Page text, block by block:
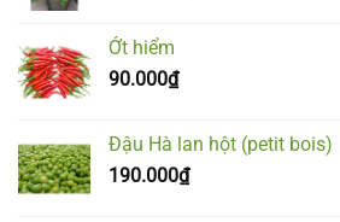
Ớt hiểm
90.000₫
Đậu Hà lan hột (petit bois)
190.000₫